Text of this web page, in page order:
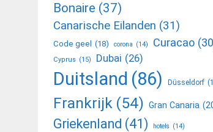
Bonaire (37)
Canarische Eilanden (31)
Code geel (18) corona (14) Curacao
Cyprus (15) Dubai (26)
Duitsland (86) Düsseldorf
Frankrijk (54) Gran Canaria
Griekenland (41) hotels (14)